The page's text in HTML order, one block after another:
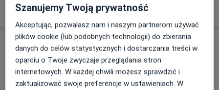
W jaki sposób ustalane są ceny?
Adresy (3)
Adres 1 Adres 2 Adres 3
Szanujemy Twoją prywatność
Akceptując, pozwalasz nam i naszym partnerom używać
plików cookie (lub podobnych technologii) do zbierania
danych do celów statystycznych i dostarczania treści w
oparciu o Twoje zwyczaje przeglądania stron
internetowych. W każdej chwili możesz sprawdzić i
zaktualizować swoje preferencje w ustawieniach. W